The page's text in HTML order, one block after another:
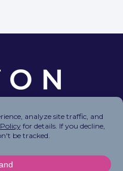
All Rights Reserved.